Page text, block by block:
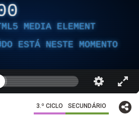
MEDIA ELEMENT
ESTÁ NESTE MOMENTO
3.º CICLO SECUNDÁRIO